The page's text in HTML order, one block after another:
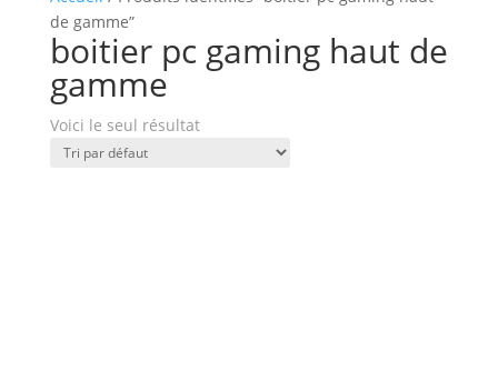
de gamme”
boitier pc gaming haut de
gamme
Voici le seul résultat